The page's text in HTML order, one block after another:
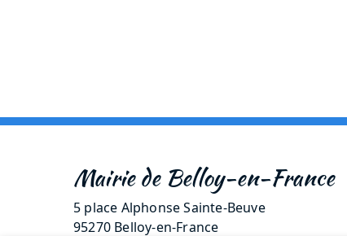
Mairie de Belloy-en-France
5 place Alphonse Sainte-Beuve
95270 Belloy-en-France